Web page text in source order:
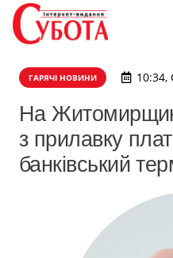
ГАРЯЧІ НОВИНИ 10:34,
На
з прилавку
банківський